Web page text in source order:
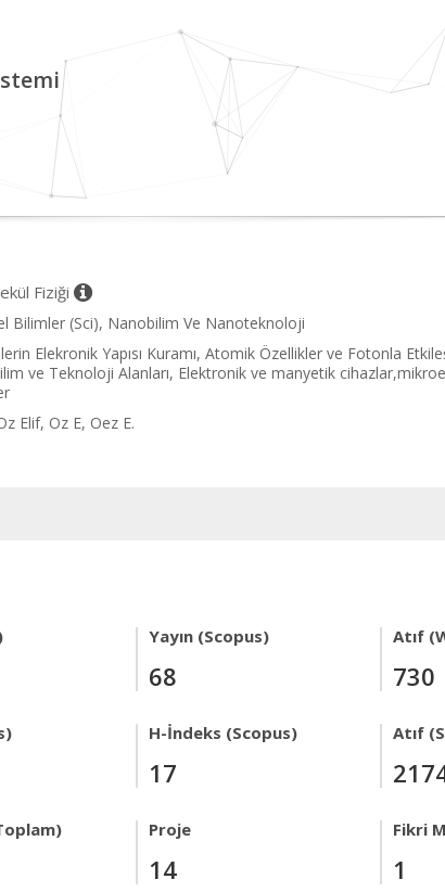
Fiziği
Bilimler (Sci), Nanobilim Ve Nanoteknoloji
Elekronik Yapısı Kuramı, Atomik Özellikler ve Fotonla
ve Teknoloji Alanları, Elektronik ve manyetik
Elif, Oz E, Oez E.
Yayın (Scopus)
68
Atıf
730
H-İndeks (Scopus)
17
Atıf
Proje
14
Fikri
1